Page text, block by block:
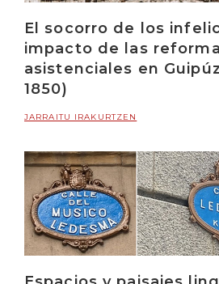
El socorro de los
impacto de las
asistenciales en
1850)
JARRAITU IRAKURTZEN